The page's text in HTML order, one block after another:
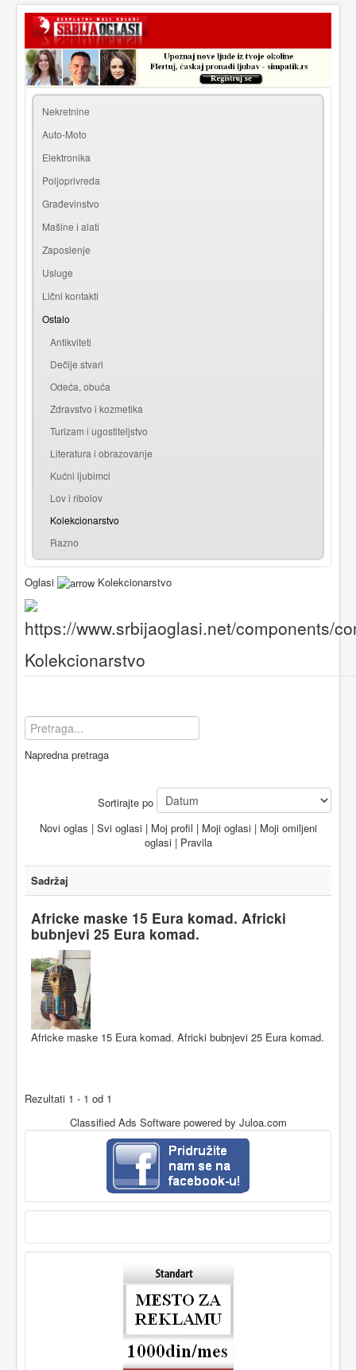
| Registracija
Nekretnine
Auto-Moto
Elektronika
Poljoprivreda
Građevinstvo
Mašine i alati
Zaposlenje
Usluge
Lični kontakti
Ostalo
Antikviteti
Dečije stvari
Odeća, obuća
Zdravstvo i kozmetika
Turizam i ugostiteljstvo
Literatura i obrazovanje
Kućni ljubimci
Lov i ribolov
Kolekcionarstvo
Razno
Oglasi Kolekcionarstvo
Kolekcionarstvo
Napredna pretraga
Sortirajte po
Novi oglas | Svi oglasi| Moj profil | Moji oglasi| Moji omiljeni
oglasi| Pravila
Sadržaj
Africke maske 15 Eura komad. Africki
bubnjevi 25 Eura komad.
Africke maske 15 Eura komad. Africki bubnjevi 25 Eura komad.
Rezultati 1 - 1 od 1
Classified Ads Softwarepowered by Juloa.com